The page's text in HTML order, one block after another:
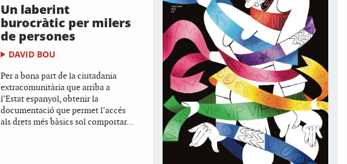
Un laberint
burocràtic per milers
de persones
DAVID BOU
Per a bona part de la ciutadania
extracomunitària que arriba a
l’Estat espanyol, obtenir la
documentació que permet l’accés
als drets més bàsics sol comportar...